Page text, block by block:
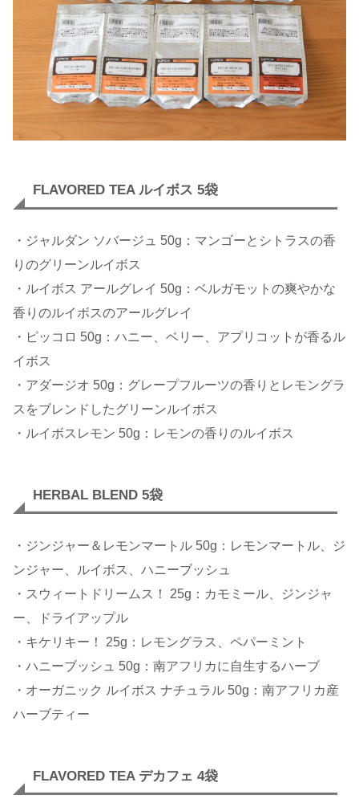
FLAVORED TEA ルイボス 5袋
・ジャルダン ソバージュ 50g：マンゴーとシトラスの香
りのグリーンルイボス
・ルイボス アールグレイ 50g：ベルガモットの爽やかな
香りのルイボスのアールグレイ
・ピッコロ 50g：ハニー、ベリー、アプリコットが香るル
イボス
・アダージオ 50g：グレープフルーツの香りとレモングラ
スをブレンドしたグリーンルイボス
・ルイボスレモン 50g：レモンの香りのルイボス
HERBAL BLEND 5袋
・ジンジャー＆レモンマートル 50g：レモンマートル、ジ
ンジャー、ルイボス、ハニーブッシュ
・スウィートドリームス！ 25g：カモミール、ジンジャ
ー、ドライアップル
・キケリキー！ 25g：レモングラス、ペパーミント
・ハニーブッシュ 50g：南アフリカに自生するハーブ
・オーガニック ルイボス ナチュラル 50g：南アフリカ産
ハーブティー
FLAVORED TEA デカフェ 4袋